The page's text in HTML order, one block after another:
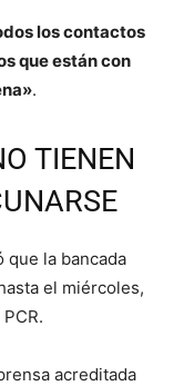
los contactos
que están con
.
TIENEN
que la bancada
el miércoles,
acreditada